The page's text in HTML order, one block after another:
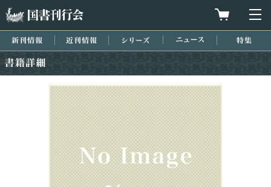
買物カゴを
新刊情報 近刊情報 シリーズ ニュース